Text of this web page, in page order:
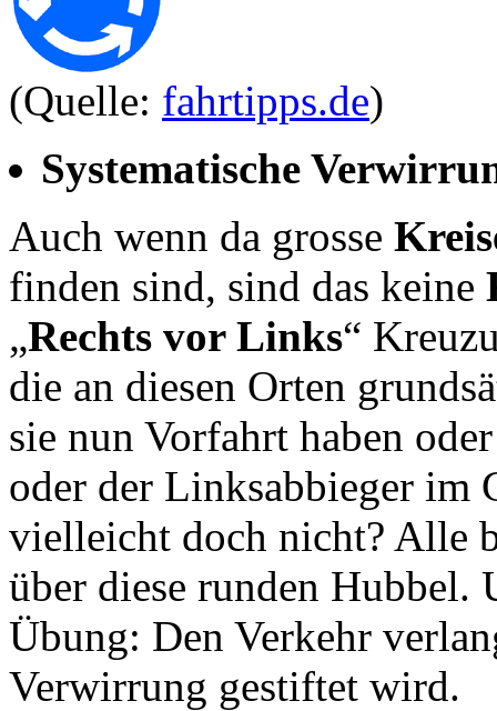
(Quelle: fahrtipps.de)
Systematische
Auch wenn da grosse
finden sind, sind das keine
„Rechts vor Links“
die an diesen Orten
sie nun Vorfahrt haben
oder der Linksabbieger im
vielleicht doch nicht? Alle
über diese runden Hubbel.
Übung: Den Verkehr
Verwirrung gestiftet wird.